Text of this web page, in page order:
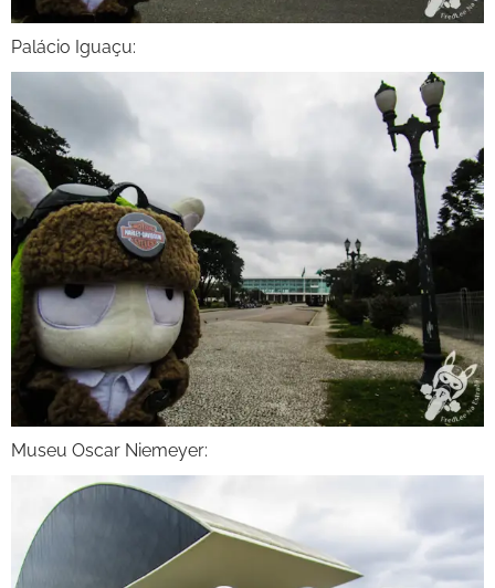
Palácio Iguaçu:
Museu Oscar Niemeyer: